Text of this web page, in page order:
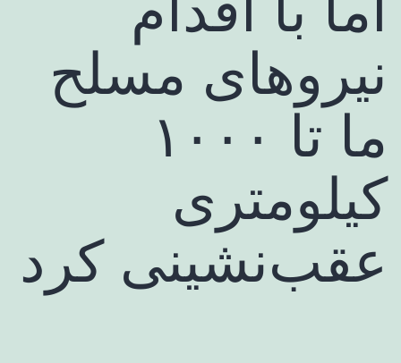
نیروهای مسلح
ما تا ۱۰۰۰
کیلومتری
عقب‌نشینی کرد